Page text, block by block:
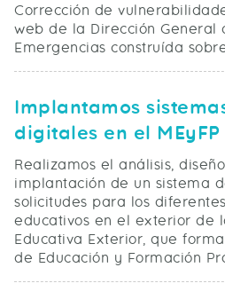
Corrección de
web de la Dirección General
Emergencias construída
Implantamos
digitales en el MEyFP
Realizamos el análisis,
implantación de un sistema
solicitudes para los
educativos en el exterior de
Educativa Exterior, que
de Educación y Formación